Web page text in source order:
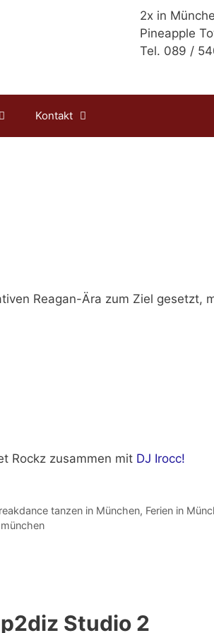
2x in
Pineapple
Tel. 089 /
Kontakt
Reagan-Ära zum Ziel gesetzt,
Rockz zusammen mit DJ Irocc!
tanzen in München, Ferien in
Studio 2